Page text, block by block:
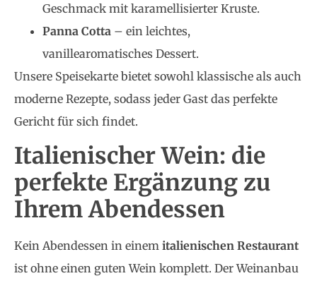
Geschmack mit karamellisierter Kruste.
Panna Cotta – ein leichtes,
vanillearomatisches Dessert.
Unsere Speisekarte bietet sowohl klassische als auch
moderne Rezepte, sodass jeder Gast das perfekte
Gericht für sich findet.
Italienischer Wein: die
perfekte Ergänzung zu
Ihrem Abendessen
Kein Abendessen in einem italienischen Restaurant
ist ohne einen guten Wein komplett. Der Weinanbau